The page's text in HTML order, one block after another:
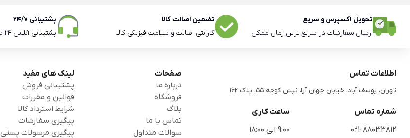
تحویل اکسپرس و سریع
ارسال سفارشات در سریع ترین زمان ممکن
تضمین اصالت کالا
گارانتی اصالت و سلامت فیزیکی کالا
پشتیبانی 24/7
پشتیبانی آنلاین 24 ساعته و تلفنی ساعات اداری
اطلاعات تماس
تهران، یوسف آباد، خیابان جهان آرا، نبش کوچه 55، پلاک 162
شماره تماس
021-88033812
ساعت کاری
9:00 الی 18:00
صفحات
درباره ما
فروشگاه
بلاگ
تماس با ما
سوالات متداول
لینک های مفید
پشتیبانی فروش
قوانین و مقررات
شرایط استرداد کالا
پیگیری سفارشات
پیگیری مرسولات پستی